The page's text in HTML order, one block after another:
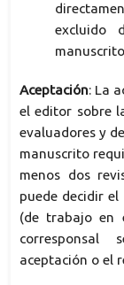
excluido
Aceptación: La
el editor sobre
evaluadores y
manuscrito
menos dos
puede decidir
(de trabajo en
corresponsal
aceptación o el